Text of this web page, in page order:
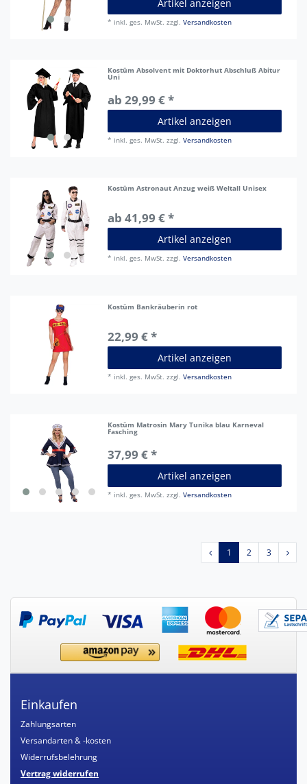
Artikel anzeigen
* inkl. ges. MwSt. zzgl.Versandkosten
Kostüm Absolvent mit Doktorhut Abschluß Abitur
Uni
ab 29,99 € *
Artikel anzeigen
* inkl. ges. MwSt. zzgl.Versandkosten
Kostüm Astronaut Anzug weiß Weltall Unisex
ab 41,99 € *
Artikel anzeigen
* inkl. ges. MwSt. zzgl.Versandkosten
Kostüm Bankräuberin rot
22,99 € *
Artikel anzeigen
* inkl. ges. MwSt. zzgl.Versandkosten
Kostüm Matrosin Mary Tunika blau Karneval
Fasching
37,99 € *
Artikel anzeigen
* inkl. ges. MwSt. zzgl.Versandkosten
1 2 3
Einkaufen
Zahlungsarten
Versandarten & -kosten
Widerrufsbelehrung
Vertrag widerrufen